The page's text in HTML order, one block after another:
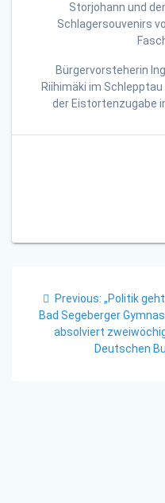
Storjohann und
Schlagersouvenirs
Bürgervorsteherin
Riihimäki im
der Eistortenzugabe
Previous: Previous
post:
„Politik
Bad Segeberger
absolviert
Deutschen